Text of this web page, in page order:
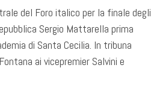
del Foro italico per la finale degli
Sergio Mattarella prima
di Santa Cecilia. In tribuna
ai vicepremier Salvini e